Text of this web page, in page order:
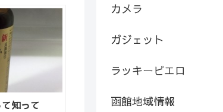
知って
カメラ
ガジェット
ラッキーピエロ
函館地域情報